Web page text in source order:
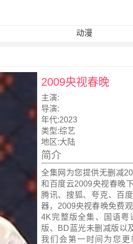
动漫
2009央视春晚
主演:
导演:
年代:2023
类型:综艺
地区:大陆
简介
全集网为您提供无删减
和百度云2009央视春晚
腾讯、搜狐、夸克、百
器，2009央视春晚免费
4K完整版全集、国语粤
版、BD蓝光未删减版以
我们会第一时间为您更